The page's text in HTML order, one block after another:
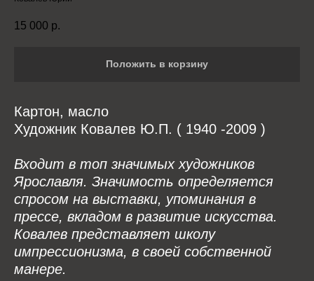
15 000 р.
Положить в корзину
Картон, масло
Художник Ковалев Ю.П. ( 1940 -2009 )
Входит в топ значимых художников
Ярославля. Значимость определяется
спросом на выставки, упоминания в
прессе, вкладом в развитие искусства.
Ковалев представляет школу
импрессионизма, в своей собственной
манере.